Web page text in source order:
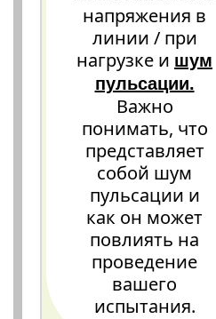
напряжения в
линии / при
нагрузке и шум
пульсации.
Важно
понимать, что
представляет
собой шум
пульсации и
как он может
повлиять на
проведение
вашего
испытания.